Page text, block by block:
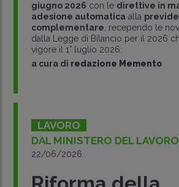
giugno 2026 con le direttive in
adesione automaticaalla
complementare , recependo le
dalla Legge di Bilancio per il 2026
vigore il 1° luglio 2026.
a cura di redazione Memento
LAVORO
DAL MINISTERO DEL LAVORO
22/06/2026